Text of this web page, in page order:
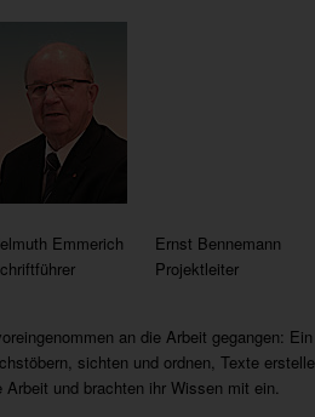
Emmerich
Ernst Bennemann
Projektleiter
an die Arbeit gegangen:
sichten und ordnen, Texte
und brachten ihr Wissen mit ein.